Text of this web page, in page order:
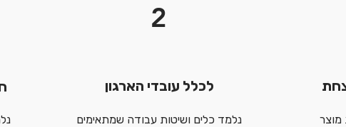
2
לכלל עובדי הארגון
נלמד כלים ושיטות עבודה שמתאימים מוצר